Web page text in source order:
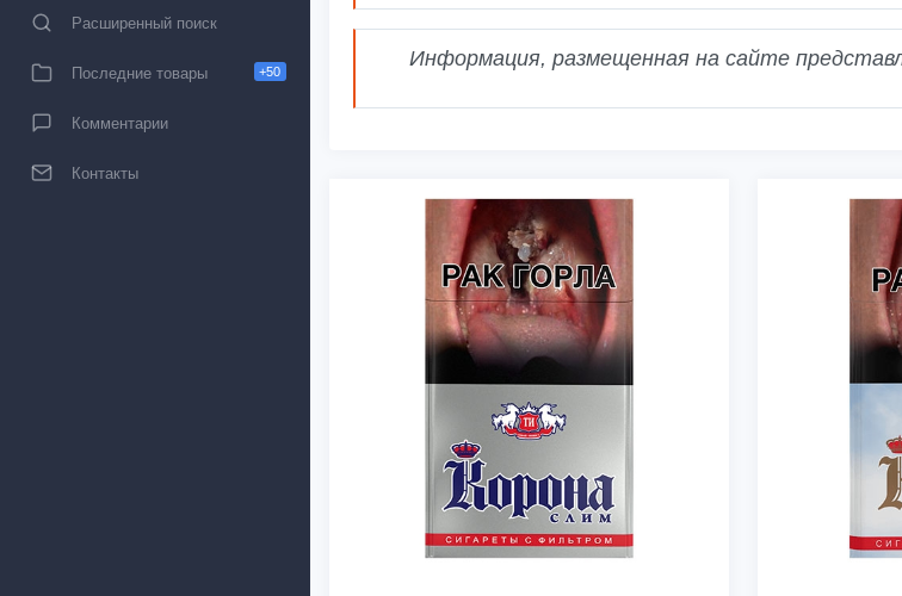
Расширенный поиск
Последние товары +50
Комментарии
Контакты
Информация, размещенная на сайте